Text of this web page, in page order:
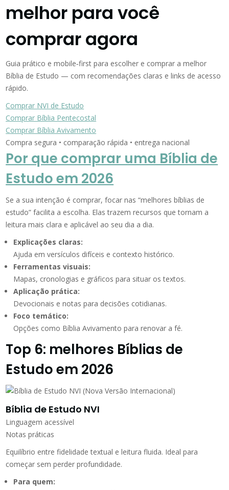
melhor para você
comprar agora
Guia prático e mobile‑first para escolher e comprar a melhor
Bíblia de Estudo — com recomendações claras e links de acesso
rápido.
Comprar NVI de Estudo
Comprar Bíblia Pentecostal
Comprar Bíblia Avivamento
Compra segura • comparação rápida • entrega nacional
Por que comprar uma Bíblia de
Estudo em 2026
Se a sua intenção é comprar, focar nas “melhores bíblias de
estudo” facilita a escolha. Elas trazem recursos que tornam a
leitura mais clara e aplicável ao seu dia a dia.
Explicações claras:
Ajuda em versículos difíceis e contexto histórico.
Ferramentas visuais:
Mapas, cronologias e gráficos para situar os textos.
Aplicação prática:
Devocionais e notas para decisões cotidianas.
Foco temático:
Opções como Bíblia Avivamento para renovar a fé.
Top 6: melhores Bíblias de
Estudo em 2026
Bíblia de Estudo NVI
Linguagem acessível
Notas práticas
Equilíbrio entre fidelidade textual e leitura fluida. Ideal para
começar sem perder profundidade.
Para quem: